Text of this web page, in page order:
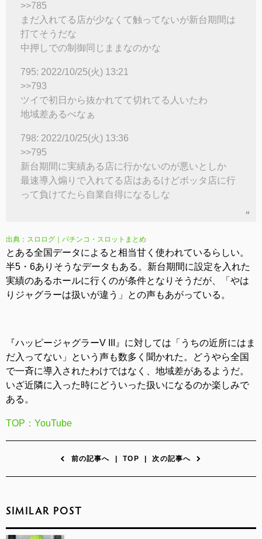
>>785
まだ入れてる店が少なくて触ってないが新台期間は
打てそうだな
中押しでの制御同じままなのかな
795: 2022/10/25(火) 13:21
>>793
ツイで初日から抜かれてて切れてる人いたわ
地域差あるべなぁ
798: 2022/10/25(火) 13:36
>>795
新台期間に実績ある店に行かないのが悪いとしか
最速導入煽りで入れてる店はあるけどボッタ店に行
って負けてたら自業自得になるしな
出典：スロログ｜パチンコ・スロットまとめ
とある全国データによると相当甘く使われているらしい。
半5・6ありそうなデータもある。新台期間に設定を入れた
実績のあるホールに行くのが条件となりそうだが、「やは
りジャグラーは扱いが違う」との声もあがっている。
『ハッピージャグラーV III』に対しては「うちの近所にはま
だ入ってない」という声も数多く聞かれた。どうやら全国
で一斉に導入されたわけではなく、地域差があるようだ。
いざ近隣に入った時にどういった扱いになるのか楽しみで
ある。
TOP：YouTube
前の記事へ TOP 次の記事へ
SIMILAR POST